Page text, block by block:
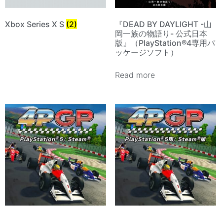
Xbox Series X S (2)
『DEAD BY DAYLIGHT -山
岡一族の物語り- 公式日本
版』（PlayStation®︎4専用パ
ッケージソフト）
Read more